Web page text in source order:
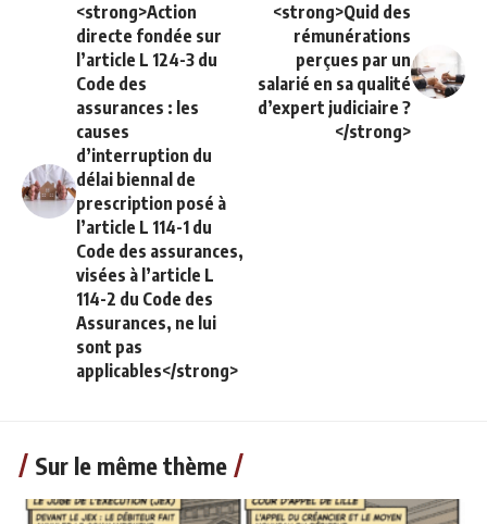
<strong>Action
directe fondée sur
l’article L 124-3 du
Code des
assurances : les
causes
d’interruption du
délai biennal de
prescription posé à
l’article L 114-1 du
Code des assurances,
visées à l’article L
114-2 du Code des
Assurances, ne lui
sont pas
applicables</strong>
<strong>Quid des
rémunérations
perçues par un
salarié en sa qualité
d’expert judiciaire ?
</strong>
Sur le même thème